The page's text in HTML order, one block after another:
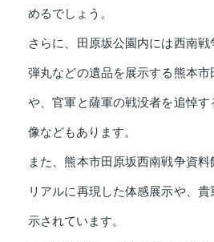
めるでしょう。
さらに、田原坂公園内には西南
弾丸などの遺品を展示する熊本
や、官軍と薩軍の戦没者を追悼
像などもあります。
また、熊本市田原坂西南戦争資
リアルに再現した体感展示や、
示されています。